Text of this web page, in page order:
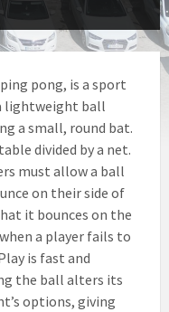
pong, is a sport
lightweight ball
a small, round bat.
divided by a net.
must allow a ball
on their side of
it bounces on the
a player fails to
is fast and
the ball alters its
options, giving